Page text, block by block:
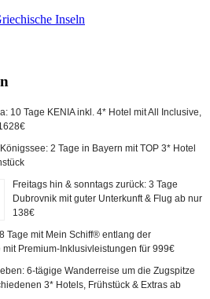
Inseln
10 Tage KENIA inkl. 4* Hotel mit All Inclusive,
2 Tage in Bayern mit TOP 3* Hotel
Freitags hin & sonntags zurück: 3 Tage
Dubrovnik mit guter Unterkunft & Flug ab nur
138€
Tage mit Mein Schiff® entlang der
Premium-Inklusivleistungen für 999€
6-tägige Wanderreise um die Zugspitze
3* Hotels, Frühstück & Extras ab